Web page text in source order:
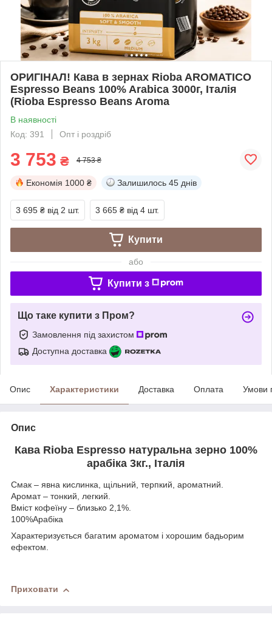
ОРИГІНАЛ! Кава в зернах Rioba AROMATICO
Espresso Beans 100% Arabica 3000г, Італія
(Rioba Espresso Beans Aroma
В наявності
Код: 391
Опт і роздріб
3 753 ₴ 4 753 ₴
Економія 1000 ₴ Залишилось 45 днів
3 695 ₴ від 2 шт. 3 665 ₴ від 4 шт.
Купити
або
Купити з
Що таке купити з Пром?
Замовлення під захистом
Доступна доставка
Опис Характеристики Доставка Оплата Умови
Опис
Кава Rioba Espresso натуральна зерно 100%
арабіка 3кг., Італія
Смак – явна кислинка, щільний, терпкий, ароматний.
Аромат – тонкий, легкий.
Вміст кофеїну – близько 2,1%.
100%Арабіка
Характеризується багатим ароматом і хорошим бадьорим
ефектом.
Приховати